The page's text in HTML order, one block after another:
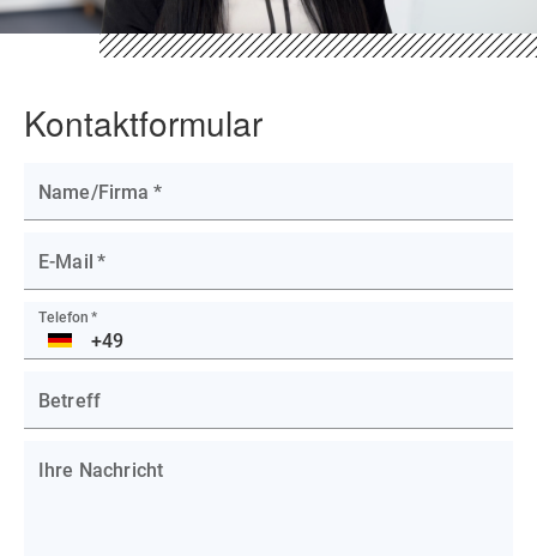
Kontaktformular
Name/Firma *
E-Mail *
Telefon *
DE
Betreff
Ihre Nachricht